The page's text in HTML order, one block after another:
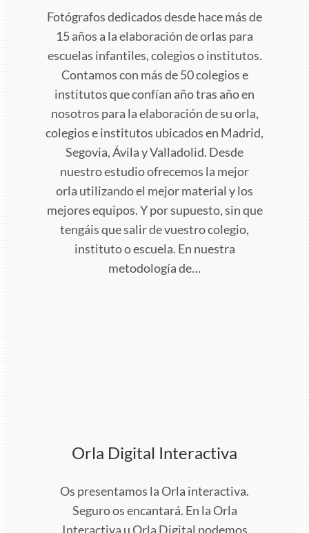
Fotógrafos dedicados desde hace más de
15 años a la elaboración de orlas para
escuelas infantiles, colegios o institutos.
Contamos con más de 50 colegios e
institutos que confían año tras año en
nosotros para la elaboración de su orla,
colegios e institutos ubicados en Madrid,
Segovia, Ávila y Valladolid. Desde
nuestro estudio ofrecemos la mejor
orla utilizando el mejor material y los
mejores equipos. Y por supuesto, sin que
tengáis que salir de vuestro colegio,
instituto o escuela. En nuestra
metodología de…
Orla Digital Interactiva
Os presentamos la Orla interactiva.
Seguro os encantará. En la Orla
Interactiva u Orla Digital podemos